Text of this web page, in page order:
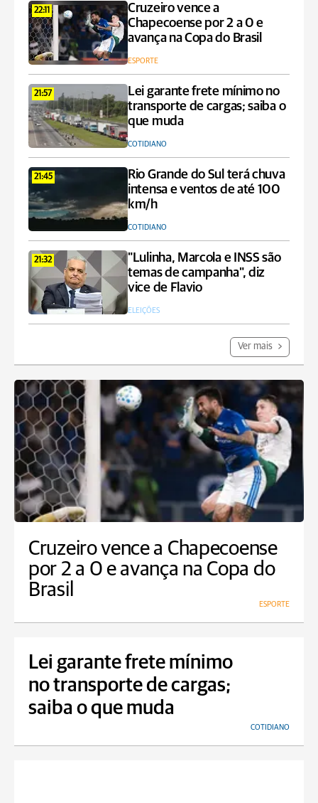
22:11
Cruzeiro vence a
Chapecoense por 2 a 0 e
avança na Copa do Brasil
ESPORTE
21:57
Lei garante frete mínimo no
transporte de cargas; saiba o
que muda
COTIDIANO
21:45
Rio Grande do Sul terá chuva
intensa e ventos de até 100
km/h
COTIDIANO
21:32
"Lulinha, Marcola e INSS são
temas de campanha", diz
vice de Flavio
ELEIÇÕES
Ver mais
Cruzeiro vence a Chapecoense
por 2 a 0 e avança na Copa do
Brasil
ESPORTE
Lei garante frete mínimo
no transporte de cargas;
saiba o que muda
COTIDIANO